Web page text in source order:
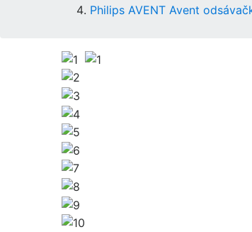
Philips AVENT Avent